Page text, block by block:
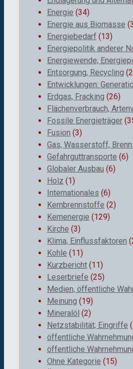
Energie (34)
Energie aus Biomasse
Energiebedarf (13)
Energiepolitik anderer
Energiewende;
Entsorgung, Recycling
Entwicklungen:
Erdgas, Fracking (26)
Flächenverbrauch,
Fossile Energieträger
Fusion (3)
Gas, Wasserstoff,
Gefahrguttransporte (6)
Globaler Ausbau (6)
Holz (1)
Internationales (6)
Kernbrennstoffe (2)
Kernenergie (129)
Kirche (3)
Klima, Einflussfaktoren
Kohle (11)
Kurzbericht (11)
Leserbriefe (25)
Medien, öffentliche
Meinung (19)
Mineralöl (2)
Netzstabilität; Eingriffe
öffentliche
öffentliche
Ohne Kategorie (15)